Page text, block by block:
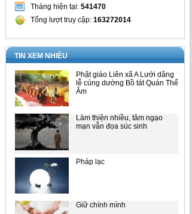
Tháng hiện tại: 541470
Tổng lượt truy cập: 163272014
TIN XEM NHIỀU
Phật giáo Liên xã A Lưới dâng
lễ cúng dường Bồ tát Quán Thế
Âm
Làm thiện nhiều, tâm ngạo
mạn vẫn đọa súc sinh
Pháp lạc
Giữ chính mình